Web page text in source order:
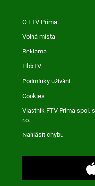
O FTV Prima
Volná místa
Reklama
HbbTV
Podmínky užívání
Cookies
Vlastník FTV Prima spol. s
r.o.
Nahlásit chybu